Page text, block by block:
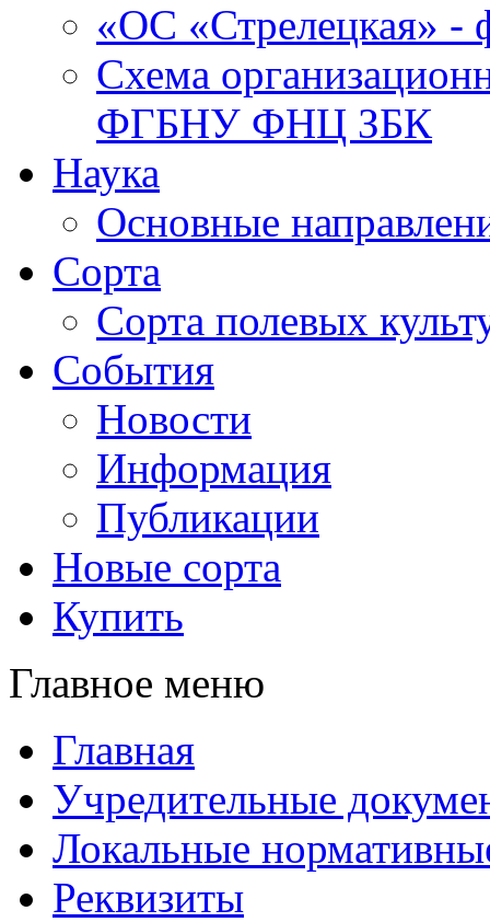
«ОС «Стрелецкая»
Схема
ФГБНУ ФНЦ ЗБК
Наука
Основные
Сорта
Сорта полевых
События
Новости
Информация
Публикации
Новые сорта
Купить
Главное меню
Главная
Учредительные
Локальные
Реквизиты